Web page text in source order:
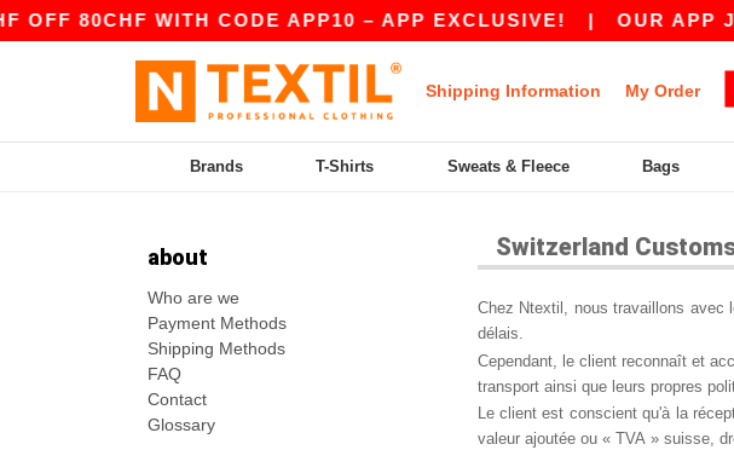
80CHF WITH CODE APP10 – APP EXCLUSIVE!| OUR APP
Shipping Information My Order
Brands T-Shirts Sweats & Fleece Bags
Switzerland
Chez Ntextil, nous travaillons avec
délais.
Cependant, le client reconnaît et
transport ainsi que leurs propres
Le client est conscient qu'à la
valeur ajoutée ou « TVA » suisse,
about
Who are we
Payment Methods
Shipping Methods
FAQ
Contact
Glossary